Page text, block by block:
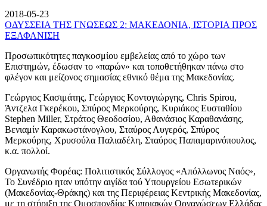
2018-05-23
ΟΔΥΣΣΕΙΑ ΤΗΣ ΓΝΩΣΕΩΣ 2: ΜΑΚΕΔΟΝΙΑ, ΙΣΤΟΡΙΑ ΠΡΟΣ
ΕΞΑΦΑΝΙΣΗ
Προσωπικότητες παγκοσμίου εμβελείας από το χώρο των
Επιστημών, έδωσαν το «παρών» και τοποθετήθηκαν πάνω στο
φλέγον και μείζονος σημασίας εθνικό θέμα της Μακεδονίας.
Γεώργιος Κασιμάτης, Γεώργιος Κοντογιώργης, Chris Spirou,
Άντζελα Γκερέκου, Σπύρος Μερκούρης, Κυριάκος Ευσταθίου
Stephen Miller, Στράτος Θεοδοσίου, Αθανάσιος Καραθανάσης,
Βενιαμίν Καρακωστάνογλου, Σταύρος Λυγερός, Σπύρος
Μερκούρης, Χρυσούλα Παλιαδέλη, Σταύρος Παπαμαρινόπουλος,
κ.α. πολλοί.
Οργανωτής Φορέας: Πολιτιστικός Σύλλογος «Απόλλωνος Ναός»,
Το Συνέδριο ηταν υπότην αιγίδα τού Υπουργείου Εσωτερικών
(Μακεδονίας-Θράκης) και της Περιφέρειας Κεντρικής Μακεδονίας,
με τη στήριξη της Ομοσπονδίας Κυπριακών Οργανώσεων Ελλάδας